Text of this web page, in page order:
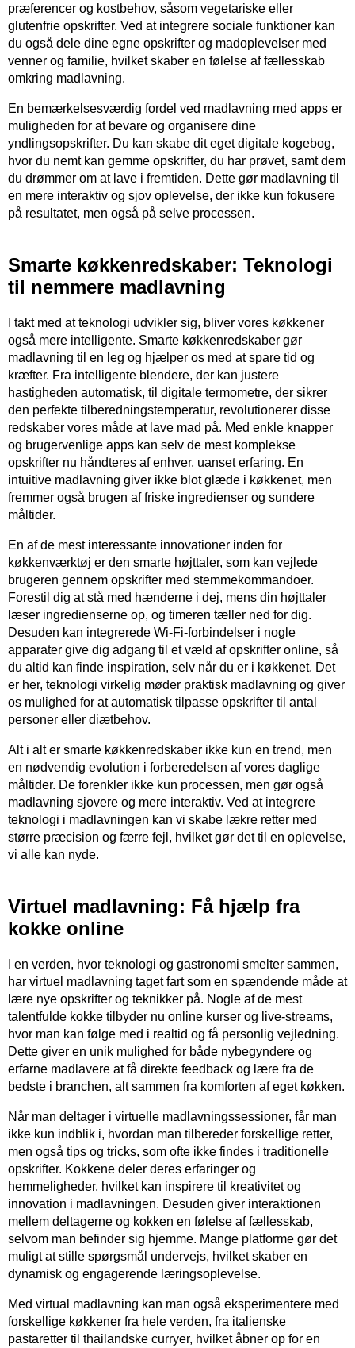
præferencer og kostbehov, såsom vegetariske eller
glutenfrie opskrifter. Ved at integrere sociale funktioner kan
du også dele dine egne opskrifter og madoplevelser med
venner og familie, hvilket skaber en følelse af fællesskab
omkring madlavning.
En bemærkelsesværdig fordel ved madlavning med apps er
muligheden for at bevare og organisere dine
yndlingsopskrifter. Du kan skabe dit eget digitale kogebog,
hvor du nemt kan gemme opskrifter, du har prøvet, samt dem
du drømmer om at lave i fremtiden. Dette gør madlavning til
en mere interaktiv og sjov oplevelse, der ikke kun fokusere
på resultatet, men også på selve processen.
Smarte køkkenredskaber: Teknologi
til nemmere madlavning
I takt med at teknologi udvikler sig, bliver vores køkkener
også mere intelligente. Smarte køkkenredskaber gør
madlavning til en leg og hjælper os med at spare tid og
kræfter. Fra intelligente blendere, der kan justere
hastigheden automatisk, til digitale termometre, der sikrer
den perfekte tilberedningstemperatur, revolutionerer disse
redskaber vores måde at lave mad på. Med enkle knapper
og brugervenlige apps kan selv de mest komplekse
opskrifter nu håndteres af enhver, uanset erfaring. En
intuitive madlavning giver ikke blot glæde i køkkenet, men
fremmer også brugen af friske ingredienser og sundere
måltider.
En af de mest interessante innovationer inden for
køkkenværktøj er den smarte højttaler, som kan vejlede
brugeren gennem opskrifter med stemmekommandoer.
Forestil dig at stå med hænderne i dej, mens din højttaler
læser ingredienserne op, og timeren tæller ned for dig.
Desuden kan integrerede Wi-Fi-forbindelser i nogle
apparater give dig adgang til et væld af opskrifter online, så
du altid kan finde inspiration, selv når du er i køkkenet. Det
er her, teknologi virkelig møder praktisk madlavning og giver
os mulighed for at automatisk tilpasse opskrifter til antal
personer eller diætbehov.
Alt i alt er smarte køkkenredskaber ikke kun en trend, men
en nødvendig evolution i forberedelsen af vores daglige
måltider. De forenkler ikke kun processen, men gør også
madlavning sjovere og mere interaktiv. Ved at integrere
teknologi i madlavningen kan vi skabe lækre retter med
større præcision og færre fejl, hvilket gør det til en oplevelse,
vi alle kan nyde.
Virtuel madlavning: Få hjælp fra
kokke online
I en verden, hvor teknologi og gastronomi smelter sammen,
har virtuel madlavning taget fart som en spændende måde at
lære nye opskrifter og teknikker på. Nogle af de mest
talentfulde kokke tilbyder nu online kurser og live-streams,
hvor man kan følge med i realtid og få personlig vejledning.
Dette giver en unik mulighed for både nybegyndere og
erfarne madlavere at få direkte feedback og lære fra de
bedste i branchen, alt sammen fra komforten af eget køkken.
Når man deltager i virtuelle madlavningssessioner, får man
ikke kun indblik i, hvordan man tilbereder forskellige retter,
men også tips og tricks, som ofte ikke findes i traditionelle
opskrifter. Kokkene deler deres erfaringer og
hemmeligheder, hvilket kan inspirere til kreativitet og
innovation i madlavningen. Desuden giver interaktionen
mellem deltagerne og kokken en følelse af fællesskab,
selvom man befinder sig hjemme. Mange platforme gør det
muligt at stille spørgsmål undervejs, hvilket skaber en
dynamisk og engagerende læringsoplevelse.
Med virtual madlavning kan man også eksperimentere med
forskellige køkkener fra hele verden, fra italienske
pastaretter til thailandske curryer, hvilket åbner op for en